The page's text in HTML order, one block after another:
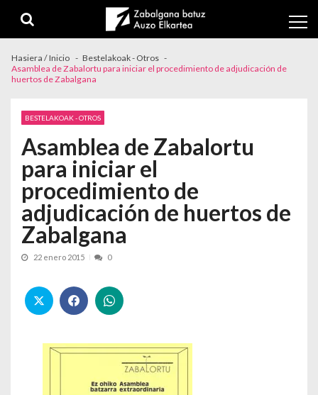
Hasiera / Inicio
Bestelakoak - Otros
Asamblea de Zabalortu para iniciar el procedimiento de adjudicación de
huertos de Zabalgana
BESTELAKOAK - OTROS
Asamblea de Zabalortu
para iniciar el
procedimiento de
adjudicación de huertos de
Zabalgana
22 enero 2015 0